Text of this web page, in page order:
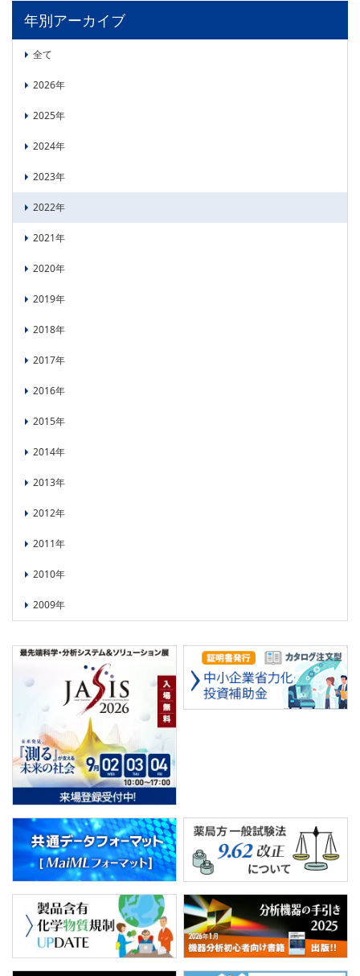
年別アーカイブ
全て
2026年
2025年
2024年
2023年
2022年
2021年
2020年
2019年
2018年
2017年
2016年
2015年
2014年
2013年
2012年
2011年
2010年
2009年